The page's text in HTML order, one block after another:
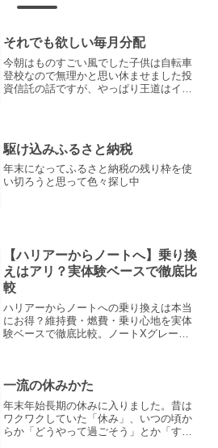
それでも欲しい毎月分配
今朝はものすごい風でした子供は自転車
登校なので無理かと思い休ませました投
資信託の話ですが、やっぱり王道はイン
世代は雪だるま式に増やす...
駆け込みふるさと納税
年末になってふるさと納税の残り枠を使
い切ろうと思って色々探し中
【ハリアーからノートへ】乗り換
えはアリ？実体験ベースで徹底比
較
ハリアーからノートへの乗り換えは本当
にお得？維持費・燃費・乗り心地を実体
験ベースで徹底比較。ノートXグレード
一流の休みかた
年末年始長期の休みに入りました。昔は
ワクワクしていた「休み」、いつの頃か
らか「どうやって過ごそう」とか「する